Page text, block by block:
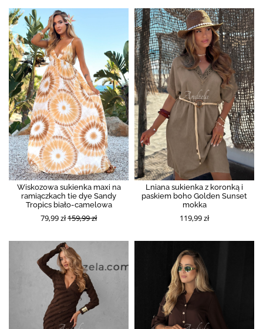
Wiskozowa sukienka maxi na
ramiączkach tie dye Sandy
Tropics biało-camelowa
79,99 zł159,99 zł
Lniana sukienka z koronką i
paskiem boho Golden Sunset
mokka
119,99 zł